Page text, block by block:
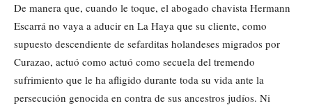
De manera que, cuando le toque, el abogado chavista Hermann
Escarrá no vaya a aducir en La Haya que su cliente, como
supuesto descendiente de sefarditas holandeses migrados por
Curazao, actuó como actuó como secuela del tremendo
sufrimiento que le ha afligido durante toda su vida ante la
persecución genocida en contra de sus ancestros judíos. Ni